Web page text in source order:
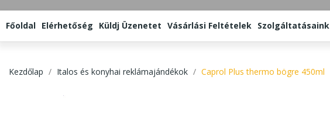
Főoldal Elérhetőség Küldj Üzenetet Vásárlási Feltételek Szolgáltatásaink
Kezdőlap Italos és konyhai reklámajándékok Caprol Plus thermo bögre 450ml